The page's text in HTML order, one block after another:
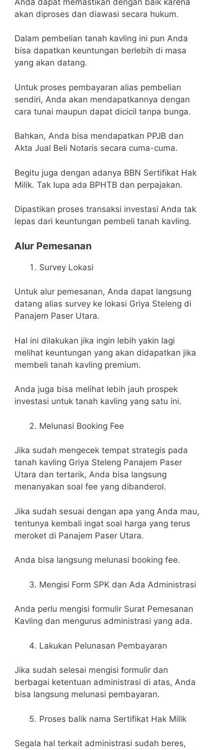
akan diproses dan diawasi secara hukum.
Dalam pembelian tanah kavling ini pun Anda
bisa dapatkan keuntungan berlebih di masa
yang akan datang.
Untuk proses pembayaran alias pembelian
sendiri, Anda akan mendapatkannya dengan
cara tunai maupun dapat dicicil tanpa bunga.
Bahkan, Anda bisa mendapatkan PPJB dan
Akta Jual Beli Notaris secara cuma-cuma.
Begitu juga dengan adanya BBN Sertifikat Hak
Milik. Tak lupa ada BPHTB dan perpajakan.
Dipastikan proses transaksi investasi Anda tak
lepas dari keuntungan pembeli tanah kavling.
Alur Pemesanan
Survey Lokasi
Untuk alur pemesanan, Anda dapat langsung
datang alias survey ke lokasi Griya Steleng di
Panajem Paser Utara.
Hal ini dilakukan jika ingin lebih yakin lagi
melihat keuntungan yang akan didapatkan jika
membeli tanah kavling premium.
Anda juga bisa melihat lebih jauh prospek
investasi untuk tanah kavling yang satu ini.
Melunasi Booking Fee
Jika sudah mengecek tempat strategis pada
tanah kavling Griya Steleng Panajem Paser
Utara dan tertarik, Anda bisa langsung
menanyakan soal fee yang dibanderol.
Jika sudah sesuai dengan apa yang Anda mau,
tentunya kembali ingat soal harga yang terus
meroket di Panajem Paser Utara.
Anda bisa langsung melunasi booking fee.
Mengisi Form SPK dan Ada Administrasi
Anda perlu mengisi formulir Surat Pemesanan
Kavling dan mengurus administrasi yang ada.
Lakukan Pelunasan Pembayaran
Jika sudah selesai mengisi formulir dan
berbagai ketentuan administrasi di atas, Anda
bisa langsung melunasi pembayaran.
Proses balik nama Sertifikat Hak Milik
Segala hal terkait administrasi sudah beres,